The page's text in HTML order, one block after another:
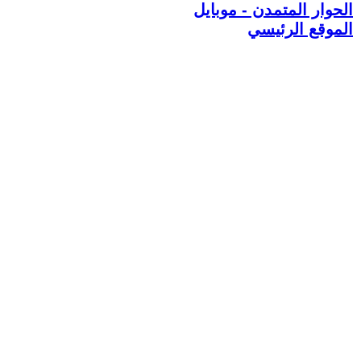
الحوار المتمدن - موبايل
الموقع الرئيسي